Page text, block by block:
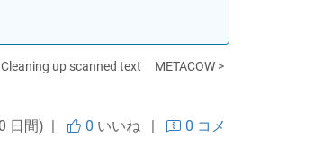
Cleaning up scanned text METACOW >
日間) | 0 いいね|
0 コメ